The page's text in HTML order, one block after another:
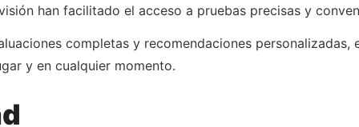
han facilitado el acceso a pruebas precisas y
completas y recomendaciones personalizadas,
y en cualquier momento.